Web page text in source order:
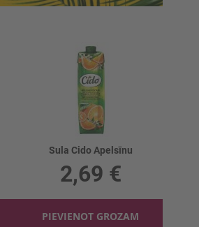
Sula Cido Apelsīnu
2,69 €
PIEVIENOT GROZAM